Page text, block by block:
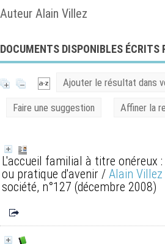
Auteur Alain Villez
DOCUMENTS DISPONIBLES ÉCRITS
Ajouter le résultat dans
Faire une suggestion Affiner la
L'accueil familial à titre onéreux
ou pratique d'avenir / Alain Villez
société, n°127 (décembre 2008)